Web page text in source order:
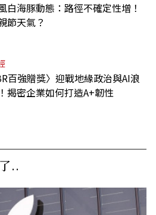
白海豚動態：路徑不確定性增！
節天氣？
百強贈獎〉迎戰地緣政治與AI浪
揭密企業如何打造A+韌性
..